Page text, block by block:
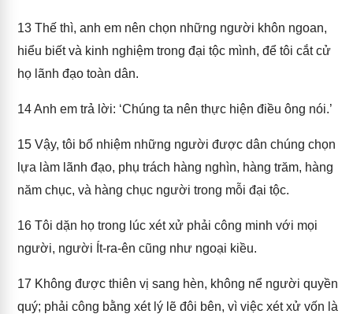
13 Thế thì, anh em nên chọn những người khôn ngoan,
hiểu biết và kinh nghiệm trong đại tộc mình, để tôi cắt cử
họ lãnh đạo toàn dân.
14Anh em trả lời: ‘Chúng ta nên thực hiện điều ông nói.’
15 Vậy, tôi bổ nhiệm những người được dân chúng chọn
lựa làm lãnh đạo, phụ trách hàng nghìn, hàng trăm, hàng
năm chục, và hàng chục người trong mỗi đại tộc.
16 Tôi dặn họ trong lúc xét xử phải công minh với mọi
người, người Ít-ra-ên cũng như ngoại kiều.
17 Không được thiên vị sang hèn, không nể người quyền
quý; phải công bằng xét lý lẽ đôi bên, vì việc xét xử vốn là